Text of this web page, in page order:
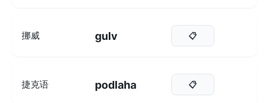
挪威 gulv 📋
捷克语 podlaha 📋